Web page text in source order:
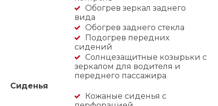
Обогрев зеркал заднего
вида
Обогрев заднего стекла
Подогрев передних
сидений
Солнцезащитные козырьки с
зеркалом для водителя и
переднего пассажира
Сиденья
Кожаные сиденья с